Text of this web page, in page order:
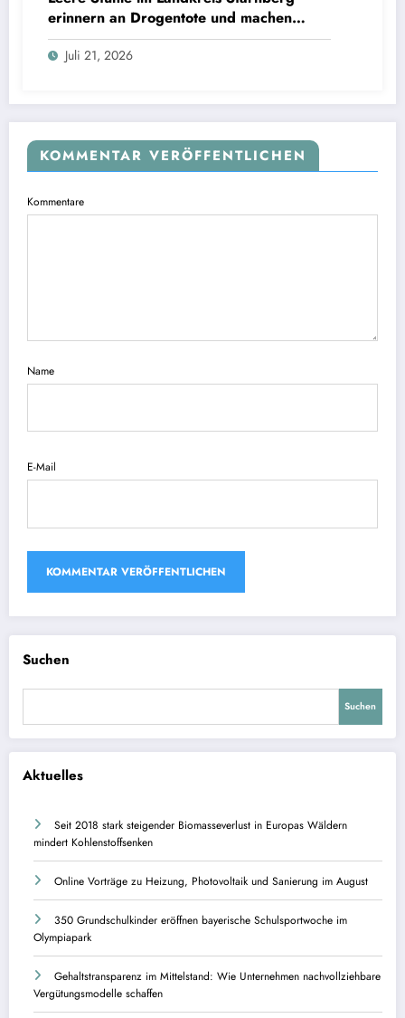
erinnern an Drogentote und machen
Hilfsangebote sichtbar
Juli 21, 2026
KOMMENTAR VERÖFFENTLICHEN
Kommentare
Name
E-Mail
Suchen
Suchen
Aktuelles
Seit 2018 stark steigender Biomasseverlust in Europas Wäldern
mindert Kohlenstoffsenken
Online Vorträge zu Heizung, Photovoltaik und Sanierung im August
350 Grundschulkinder eröffnen bayerische Schulsportwoche im
Olympiapark
Gehaltstransparenz im Mittelstand: Wie Unternehmen nachvollziehbare
Vergütungsmodelle schaffen